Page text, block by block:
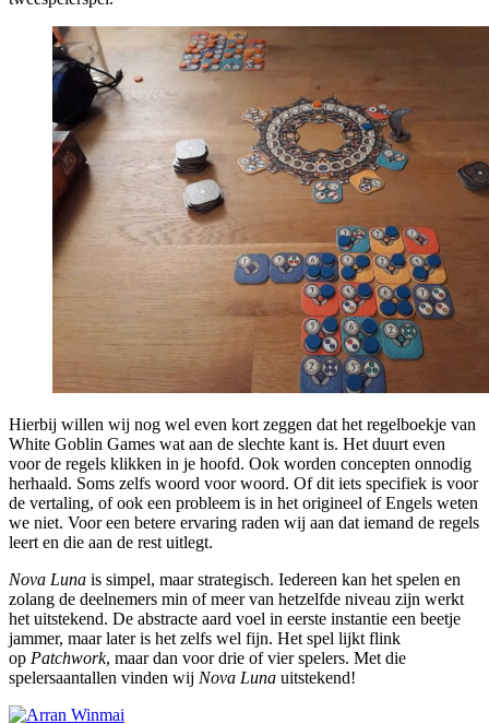
Hierbij willen wij nog wel even kort zeggen dat het regelboekje van
White Goblin Games wat aan de slechte kant is. Het duurt even
voor de regels klikken in je hoofd. Ook worden concepten onnodig
herhaald. Soms zelfs woord voor woord. Of dit iets specifiek is voor
de vertaling, of ook een probleem is in het origineel of Engels weten
we niet. Voor een betere ervaring raden wij aan dat iemand de regels
leert en die aan de rest uitlegt.
Nova Luna is simpel, maar strategisch. Iedereen kan het spelen en
zolang de deelnemers min of meer van hetzelfde niveau zijn werkt
het uitstekend. De abstracte aard voel in eerste instantie een beetje
jammer, maar later is het zelfs wel fijn. Het spel lijkt flink
op Patchwork, maar dan voor drie of vier spelers. Met die
spelersaantallen vinden wij Nova Luna uitstekend!